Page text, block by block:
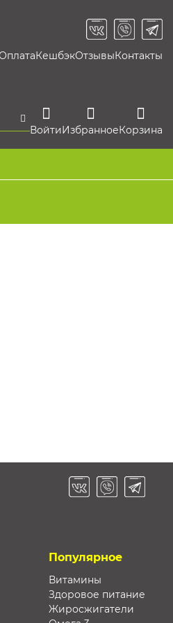
КешбэкОтзывыКонтакты
ВойтиИзбранноеКорзина
Популярное
Витамины
Здоровое питание
Жиросжигатели